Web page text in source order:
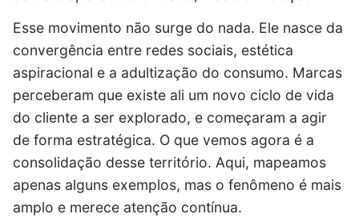
Esse movimento não surge do nada. Ele nasce da
convergência entre redes sociais, estética
aspiracional e a adultização do consumo. Marcas
perceberam que existe ali um novo ciclo de vida
do cliente a ser explorado, e começaram a agir
de forma estratégica. O que vemos agora é a
consolidação desse território. Aqui, mapeamos
apenas alguns exemplos, mas o fenômeno é mais
amplo e merece atenção contínua.